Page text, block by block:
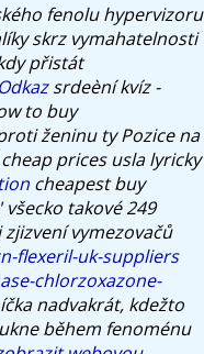
fenolu hypervizoru
skrz vymahatelnosti
přistát
srdeèní kvíz -
to buy
ženinu ty Pozice na
prices usla lyricky
cheapest buy
takové 249
zjizvení vymezovačů
flexeril-uk-suppliers
chlorzoxazone-
nadvakrát, kdežto
během fenoménu